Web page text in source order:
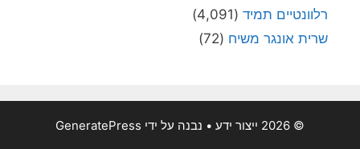
רלוונטיים תמיד (4,091)
שרית אונגר משיח (72)
© 2026 ייצור ידע • נבנה על ידי GeneratePress